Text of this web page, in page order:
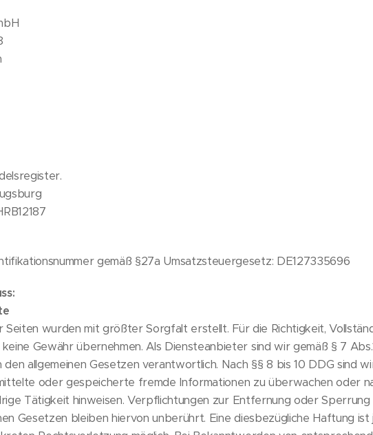
gemäß §27a Umsatzsteuergesetz: DE127335696
Seiten wurden mit größter Sorgfalt erstellt. Für die Richtigkeit,
Gewähr übernehmen. Als Diensteanbieter sind wir gemäß § 7
den allgemeinen Gesetzen verantwortlich. Nach §§ 8 bis 10 DDG sind
oder gespeicherte fremde Informationen zu überwachen oder
Tätigkeit hinweisen. Verpflichtungen zur Entfernung oder
Gesetzen bleiben hiervon unberührt. Eine diesbezügliche Haftung